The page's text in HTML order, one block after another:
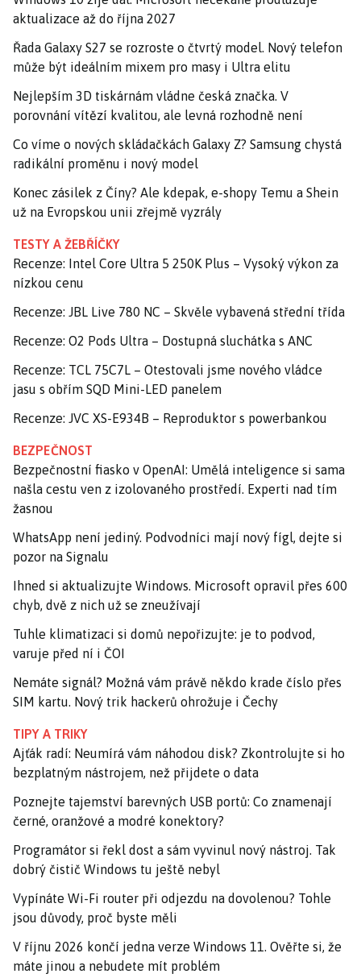
aktualizace až do října 2027
Řada Galaxy S27 se rozroste o čtvrtý model. Nový telefon
může být ideálním mixem pro masy i Ultra elitu
Nejlepším 3D tiskárnám vládne česká značka. V
porovnání vítězí kvalitou, ale levná rozhodně není
Co víme o nových skládačkách Galaxy Z? Samsung chystá
radikální proměnu i nový model
Konec zásilek z Číny? Ale kdepak, e-shopy Temu a Shein
už na Evropskou unii zřejmě vyzrály
TESTY A ŽEBŘÍČKY
Recenze: Intel Core Ultra 5 250K Plus – Vysoký výkon za
nízkou cenu
Recenze: JBL Live 780 NC – Skvěle vybavená střední třída
Recenze: O2 Pods Ultra – Dostupná sluchátka s ANC
Recenze: TCL 75C7L – Otestovali jsme nového vládce
jasu s obřím SQD Mini-LED panelem
Recenze: JVC XS-E934B – Reproduktor s powerbankou
BEZPEČNOST
Bezpečnostní fiasko v OpenAI: Umělá inteligence si sama
našla cestu ven z izolovaného prostředí. Experti nad tím
žasnou
WhatsApp není jediný. Podvodníci mají nový fígl, dejte si
pozor na Signalu
Ihned si aktualizujte Windows. Microsoft opravil přes 600
chyb, dvě z nich už se zneužívají
Tuhle klimatizaci si domů nepořizujte: je to podvod,
varuje před ní i ČOI
Nemáte signál? Možná vám právě někdo krade číslo přes
SIM kartu. Nový trik hackerů ohrožuje i Čechy
TIPY A TRIKY
Ajťák radí: Neumírá vám náhodou disk? Zkontrolujte si ho
bezplatným nástrojem, než přijdete o data
Poznejte tajemství barevných USB portů: Co znamenají
černé, oranžové a modré konektory?
Programátor si řekl dost a sám vyvinul nový nástroj. Tak
dobrý čistič Windows tu ještě nebyl
Vypínáte Wi-Fi router při odjezdu na dovolenou? Tohle
jsou důvody, proč byste měli
V říjnu 2026 končí jedna verze Windows 11. Ověřte si, že
máte jinou a nebudete mít problém